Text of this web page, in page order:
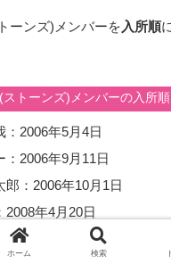
ーンズ)メンバーを 入所順
ストーンズ)メンバーの入所順
：2006年5月4日
：2006年9月11日
郎：2006年10月1日
2008年4月20日
：2009年2月15日
ホーム 検索